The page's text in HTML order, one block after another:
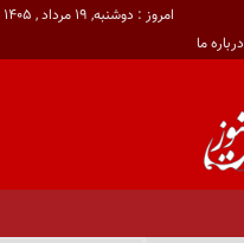
امروز : دوشنبه, ۱۹ مرداد , ۱۴۰۵
درباره ما